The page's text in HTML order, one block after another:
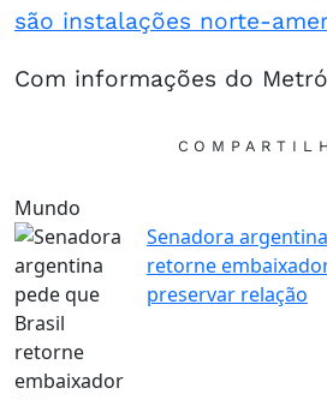
são instalações norte-
Com informações do
Mundo
Senadora
retorne
preservar relação